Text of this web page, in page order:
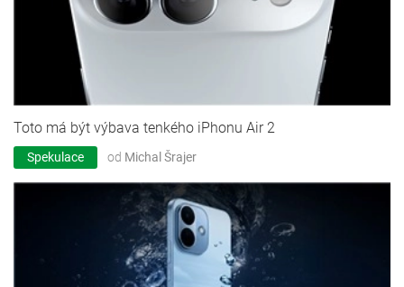
Toto má být výbava tenkého iPhonu Air 2
Spekulace od Michal Šrajer